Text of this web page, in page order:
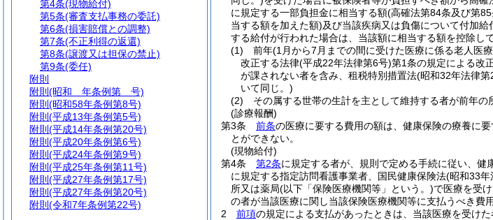
に規定する一部負担金に相当する額(高確法第84条及び第
当する額を加えた額)及び当該疾病又は負傷について付加
する給付が行われた場合は、当該額に相当する額を控除し
(1)
前年(1月から7月までの間に受けた医療に係る老人医
改正する法律(平成22年法律第6号)第1条の規定による改
が課されない者を含み、租税特別措置法(昭和32年法律第
いて同じ。)
(2)
その属する世帯の生計を主として維持する者が前年の
(診療報酬)
第3条
前条の医療に要する費用の額は、健康保険の療養に
とができない。
(現物給付)
第4条
第2条に規定する者が、規則で定める手続に従い、健
に規定する指定訪問看護事業者、国民健康保険法(昭和33年
所又は薬局(以下「保険医療機関等」という。)で医療を受
の者が当該医療に関し当該保険医療機関等に支払うべき費
2
前項の規定による支払があったときは、当該医療を受け
第4条(現物給付)
第5条(審査支払事務の委託)
第6条(損害賠償との調整)
第7条(不正利得の返還)
第8条(譲渡又は担保の禁止)
第9条(委任)
附則
附則 (昭和 年条例第 号)
附則 (昭和58年条例第8号)
附則 (平成13年条例第5号)
附則 (平成14年条例第20号)
附則 (平成20年条例第6号)
附則 (平成24年条例第9号)
附則 (平成25年条例第11号)
附則 (平成27年条例第17号)
附則 (平成27年条例第20号)
附則 (令和7年条例第22号)